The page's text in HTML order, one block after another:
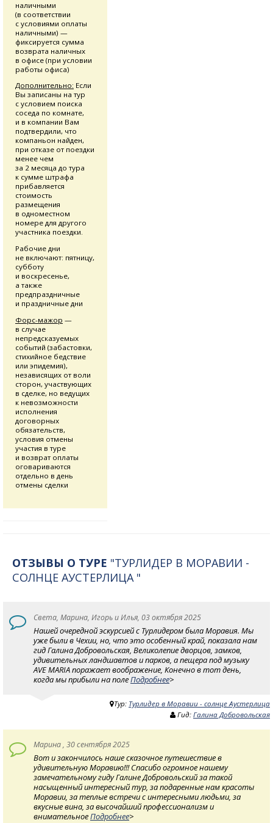
наличными
(в соответствии
с условиями оплаты
наличными) —
фиксируется сумма
возврата наличных
в офисе (при условии
работы офиса)
Дополнительно: Если
Вы записаны на тур
с условием поиска
соседа по комнате,
и в компании Вам
подтвердили, что
компаньон найден,
при отказе от поездки
менее чем
за 2 месяца до тура
к сумме штрафа
прибавляется
стоимость
размещения
в одноместном
номере для другого
участника поездки.
Рабочие дни
не включают: пятницу,
субботу
и воскресенье,
а также
предпраздничные
и праздничные дни
Форс-мажор —
в случае
непредсказуемых
событий (забастовки,
стихийное бедствие
или эпидемия),
независящих от воли
сторон, участвующих
в сделке, но ведущих
к невозможности
исполнения
договорных
обязательств,
условия отмены
участия в туре
и возврат оплаты
оговариваются
отдельно в день
отмены сделки
ОТЗЫВЫ О ТУРЕ "ТУРЛИДЕР В МОРАВИИ -
СОЛНЦЕ АУСТЕРЛИЦА "
Света, Марина, Игорь и Илья, 03 октября 2025
Нашей очередной эскурсией с Турлидером была Моравия. Мы
уже были в Чехии, но, что это особенный край, показала нам
гид Галина Добровольская, Великолепие дворцов, замков,
удивительных ландшавтов и парков, а пещера под музыку
AVE MARIA поражает воображение, Конечно в тот день,
когда мы прибыли на полеПодробнее>
Тур: Турлидер в Моравии - солнце Аустерлица
Гид: Галина Добровольская
Марина , 30 сентября 2025
Вот и закончилось наше сказочное путешествие в
удивительную Моравию!!! Спасибо огромное нашему
замечательному гиду Галине Добровольский за такой
насыщенный интересный тур, за подаренные нам красоты
Моравии, за теплые встречи с интересными людьми, за
вкусные вина, за высочайший профессионализм и
внимательноеПодробнее>